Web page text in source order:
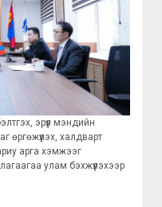
эрүүл мэндийн
өргөжүүлэх, халдварт
арга хэмжээг
улам бэхжүүлэхээр